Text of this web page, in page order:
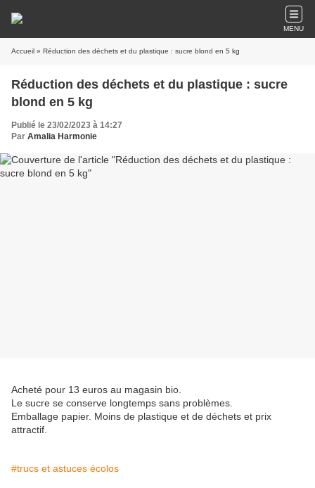
MENU
Accueil » Réduction des déchets et du plastique : sucre blond en 5 kg
Réduction des déchets et du plastique : sucre
blond en 5 kg
Publié le 23/02/2023 à 14:27
Par Amalia Harmonie
Acheté pour 13 euros au magasin bio.
Le sucre se conserve longtemps sans problèmes.
Emballage papier. Moins de plastique et de déchets et prix
attractif.
#trucs et astuces écolos